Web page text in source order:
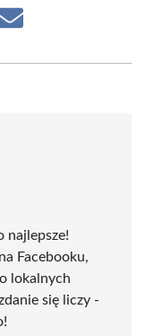
Share
najlepsze!
Facebooku,
lokalnych
się liczy -